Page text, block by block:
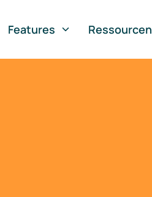
Features Ressourcen